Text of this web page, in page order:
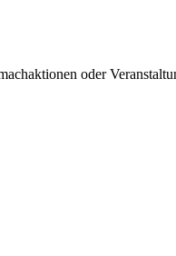
oder